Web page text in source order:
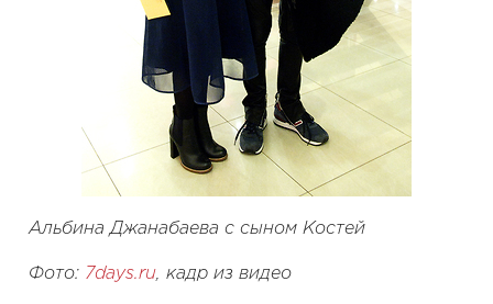
Альбина Джанабаева с сыном Костей
Фото: 7days.ru, кадр из видео